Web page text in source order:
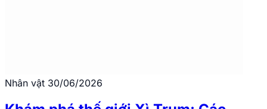
Nhân vật 30/06/2026